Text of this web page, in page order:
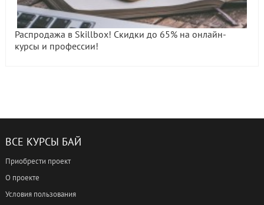
Распродажа в Skillbox! Скидки до 65% на онлайн-
курсы и профессии!
ВСЕ КУРСЫ БАЙ
Приобрести проект
О проекте
Условия пользования